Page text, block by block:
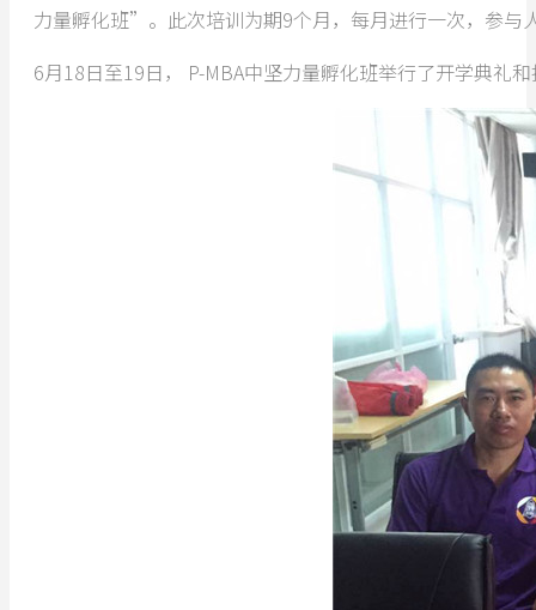
力量孵化班”。此次培训为期9个月，每月进行一次，参与
6月18日至19日， P-MBA中坚力量孵化班举行了开学典礼